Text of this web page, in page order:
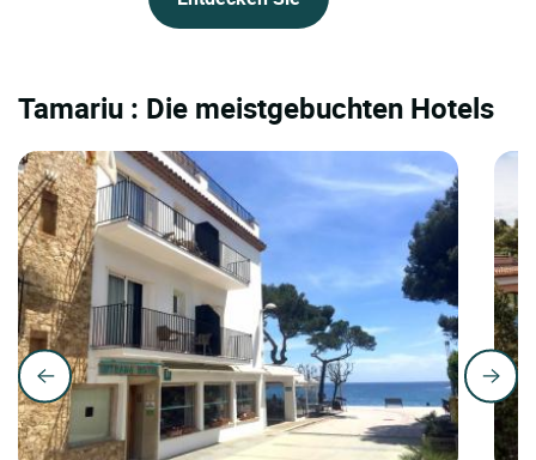
Tamariu : Die meistgebuchten Hotels